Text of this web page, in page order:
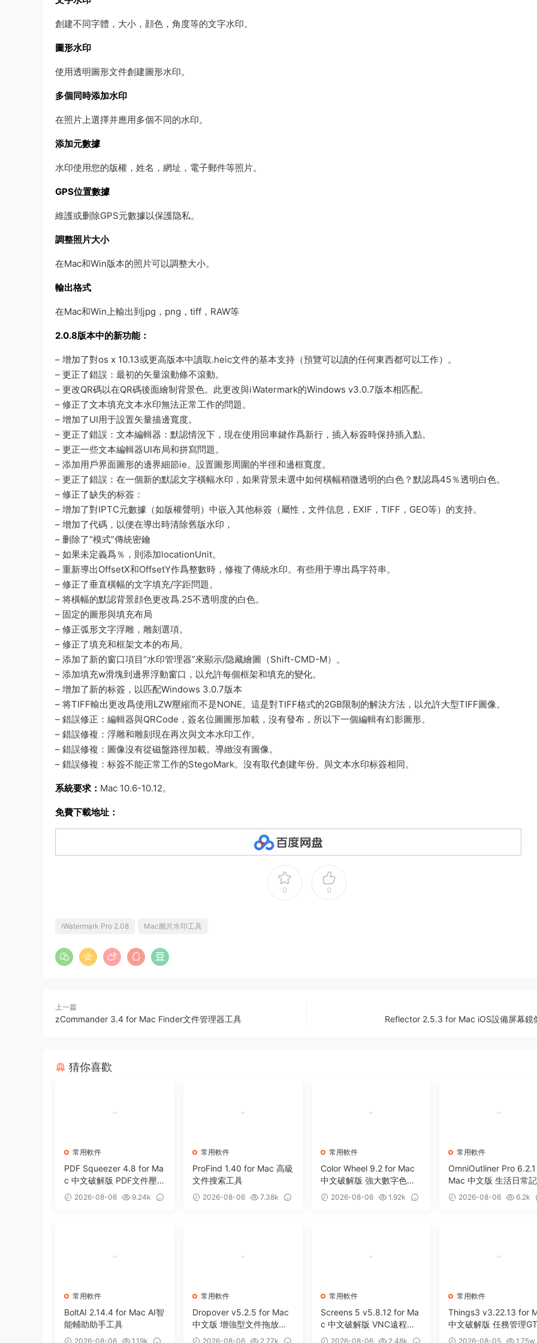
創建不同字體，大小，顔色，角度等的文字水印。
圖形水印
使用透明圖形文件創建圖形水印。
多個同時添加水印
在照片上選擇并應用多個不同的水印。
添加元數據
水印使用您的版權，姓名，網址，電子郵件等照片。
GPS位置數據
維護或删除GPS元數據以保護隐私。
調整照片大小
在Mac和Win版本的照片可以調整大小。
輸出格式
在Mac和Win上輸出到jpg，png，tiff，RAW等
2.0.8版本中的新功能：
– 增加了對os x 10.13或更高版本中讀取.heic文件的基本支持（預覽可以讀的任何東西都可以工作）。
– 更正了錯誤：最初的矢量滾動條不滾動。
– 更改QR碼以在QR碼後面繪制背景色。此更改與iWatermark的Windows v3.0.7版本相匹配。
– 修正了文本填充文本水印無法正常工作的問題。
– 增加了UI用于設置矢量描邊寬度。
– 更正了錯誤：文本編輯器：默認情況下，現在使用回車鍵作爲新行，插入标簽時保持插入點。
– 更正一些文本編輯器UI布局和拼寫問題。
– 添加用戶界面圖形的邊界細節ie。設置圖形周圍的半徑和邊框寬度。
– 更正了錯誤：在一個新的默認文字橫幅水印，如果背景未選中如何橫幅稍微透明的白色？默認爲45％透明白色。
– 修正了缺失的标簽：
– 增加了對IPTC元數據（如版權聲明）中嵌入其他标簽（屬性，文件信息，EXIF，TIFF，GEO等）的支持。
– 增加了代碼，以便在導出時清除舊版水印，
– 删除了“模式”傳統密鑰
– 如果未定義爲％，則添加locationUnit。
– 重新導出OffsetX和OffsetY作爲整數時，修複了傳統水印。有些用于導出爲字符串。
– 修正了垂直橫幅的文字填充/字距問題。
– 将橫幅的默認背景顔色更改爲.25不透明度的白色。
– 固定的圖形與填充布局
– 修正弧形文字浮雕，雕刻選項。
– 修正了填充和框架文本的布局。
– 添加了新的窗口項目“水印管理器”來顯示/隐藏繪圖（Shift-CMD-M）。
– 添加填充w滑塊到邊界浮動窗口，以允許每個框架和填充的變化。
– 增加了新的标簽，以匹配Windows 3.0.7版本
– 将TIFF輸出更改爲使用LZW壓縮而不是NONE。這是對TIFF格式的2GB限制的解決方法，以允許大型TIFF圖像。
– 錯誤修正：編輯器與QRCode，簽名位圖圖形加載，沒有發布，所以下一個編輯有幻影圖形。
– 錯誤修複：浮雕和雕刻現在再次與文本水印工作。
– 錯誤修複：圖像沒有從磁盤路徑加載。導緻沒有圖像。
– 錯誤修複：标簽不能正常工作的StegoMark。沒有取代創建年份。與文本水印标簽相同。
系統要求： Mac 10.6-10.12。
免費下載地址：
0 0
iWatermark Pro 2.08 Mac圖片水印工具
上一篇
zCommander 3.4 for Mac Finder文件管理器工具 Reflector 2.5.3 for Mac iOS設備屏幕鏡
猜你喜歡
常用軟件
PDF Squeezer 4.8 for Ma
c 中文破解版 PDF文件壓
縮工具
2026-08-06
9.24k
常用軟件
ProFind 1.40 for Mac 高級
文件搜索工具
2026-08-06
7.38k
常用軟件
Color Wheel 9.2 for Mac
中文破解版 強大數字色輪
工具2026-08-06
1.92k
常用軟件
OmniOutliner Pro
Mac 中文版 生活日常記
軟件2026-08-06
6.2k
常用軟件
BoltAI 2.14.4 for Mac AI智
能輔助助手工具
2026-08-06 1.19k
常用軟件
Dropover v5.2.5 for Mac
中文版 增強型文件拖放暫
存備用整理工具
2026-08-06 2.77k
常用軟件
Screens 5 v5.8.12 for Ma
c 中文破解版 VNC遠程桌
面客戶端應用程序
2026-08-06 2.48k
常用軟件
Things3 v3.22.13 for
中文破解版 任務管理
效率工具
2026-08-05 1.75w